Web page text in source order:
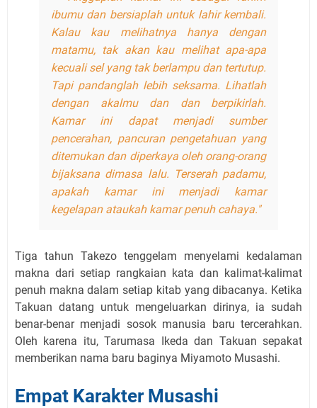
ibumu dan bersiaplah untuk lahir kembali.
Kalau kau melihatnya hanya dengan
matamu, tak akan kau melihat apa-apa
kecuali sel yang tak berlampu dan tertutup.
Tapi pandanglah lebih seksama. Lihatlah
dengan akalmu dan dan berpikirlah.
Kamar ini dapat menjadi sumber
pencerahan, pancuran pengetahuan yang
ditemukan dan diperkaya oleh orang-orang
bijaksana dimasa lalu. Terserah padamu,
apakah kamar ini menjadi kamar
kegelapan ataukah kamar penuh cahaya."
Tiga tahun Takezo tenggelam menyelami kedalaman
makna dari setiap rangkaian kata dan kalimat-kalimat
penuh makna dalam setiap kitab yang dibacanya. Ketika
Takuan datang untuk mengeluarkan dirinya, ia sudah
benar-benar menjadi sosok manusia baru tercerahkan.
Oleh karena itu, Tarumasa Ikeda dan Takuan sepakat
memberikan nama baru baginya Miyamoto Musashi.
Empat Karakter Musashi